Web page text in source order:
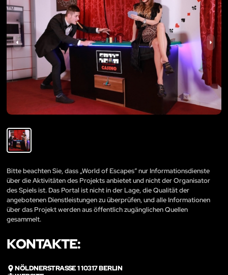
Bitte beachten Sie, dass „World of Escapes“ nur Informationsdienste
über die Aktivitäten des Projekts anbietet und nicht der Organisator
des Spiels ist. Das Portal ist nicht in der Lage, die Qualität der
angebotenen Dienstleistungen zu überprüfen, und alle Informationen
über das Projekt werden aus öffentlich zugänglichen Quellen
gesammelt.
KONTAKTE:
NÖLDNERSTRASSE 1 10317 BERLIN